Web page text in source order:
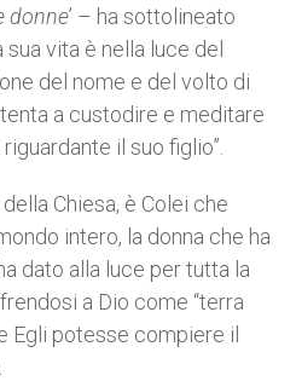
donne’ – ha sottolineato
vita è nella luce del
del nome e del volto di
a custodire e meditare
il suo figlio”.
Chiesa, è Colei che
intero, la donna che ha
dato alla luce per tutta la
a Dio come “terra
Egli potesse compiere il